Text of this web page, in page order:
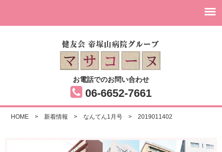
お電話でのお問い合わせ
06-6652-7661
HOME > 新着情報 > なんてん1月号 > 2019011402